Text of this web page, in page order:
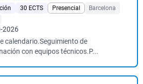
30 ECTS Presencial
Barcelona
2026
calendario.Seguimiento de
con equipos técnicos.P...